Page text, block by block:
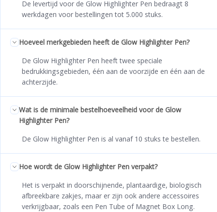
De levertijd voor de Glow Highlighter Pen bedraagt 8
werkdagen voor bestellingen tot 5.000 stuks.
Hoeveel merkgebieden heeft de Glow Highlighter Pen?
De Glow Highlighter Pen heeft twee speciale
bedrukkingsgebieden, één aan de voorzijde en één aan de
achterzijde.
Wat is de minimale bestelhoeveelheid voor de Glow
Highlighter Pen?
De Glow Highlighter Pen is al vanaf 10 stuks te bestellen.
Hoe wordt de Glow Highlighter Pen verpakt?
Het is verpakt in doorschijnende, plantaardige, biologisch
afbreekbare zakjes, maar er zijn ook andere accessoires
verkrijgbaar, zoals een Pen Tube of Magnet Box Long.